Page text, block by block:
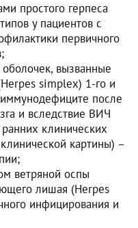
простого герпеса
у пациентов с
первичного
вызванные
simplex) 1-го и
после
и вследствие ВИЧ
клинических
картины) –
ветряной оспы
лишая (Herpes
инфицирования и